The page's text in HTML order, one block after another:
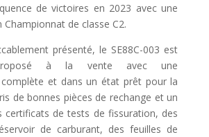
de victoires en 2023 avec une
de classe C2.
présenté, le SE88C-003 est
à la vente avec une
et dans un état prêt pour la
de bonnes pièces de rechange et un
certificats de tests de fissuration, des
de carburant, des feuilles de